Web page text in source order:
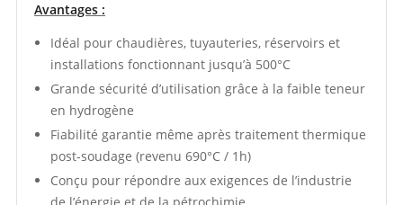
Avantages :
Idéal pour chaudières, tuyauteries, réservoirs et
installations fonctionnant jusqu’à 500°C
Grande sécurité d’utilisation grâce à la faible teneur
en hydrogène
Fiabilité garantie même après traitement thermique
post-soudage (revenu 690°C / 1h)
Conçu pour répondre aux exigences de l’industrie